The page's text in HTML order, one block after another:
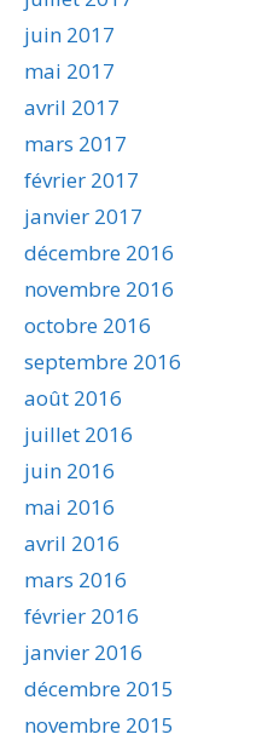
juin 2017
mai 2017
avril 2017
mars 2017
février 2017
janvier 2017
décembre 2016
novembre 2016
octobre 2016
septembre 2016
août 2016
juillet 2016
juin 2016
mai 2016
avril 2016
mars 2016
février 2016
janvier 2016
décembre 2015
novembre 2015